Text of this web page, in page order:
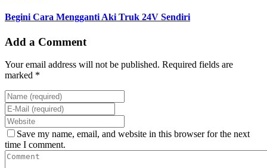
Begini Cara Mengganti Aki Truk 24V Sendiri
Add a Comment
Your email address will not be published. Required fields are
marked *
Save my name, email, and website in this browser for the next
time I comment.